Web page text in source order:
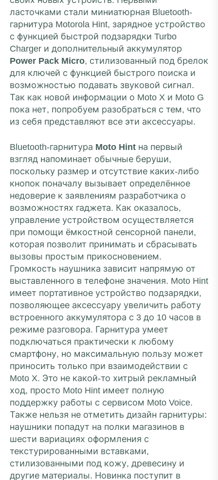
ласточками стали миниатюрная Bluetooth-
гарнитура Motorola Hint, зарядное устройство
с функцией быстрой подзарядки Turbo
Charger и дополнительный аккумулятор
Power Pack Micro, стилизованный под брелок
для ключей с функцией быстрого поиска и
возможностью подавать звуковой сигнал.
Так как новой информации о Moto X и Moto G
пока нет, попробуем разобраться с тем, что
из себя представляют все эти аксессуары.
Bluetooth-гарнитура Moto Hint на первый
взгляд напоминает обычные беруши,
поскольку размер и отсутствие каких-либо
кнопок поначалу вызывает определённое
недоверие к заявлениям разработчика о
возможностях гаджета. Как оказалось,
управление устройством осуществляется
при помощи ёмкостной сенсорной панели,
которая позволит принимать и сбрасывать
вызовы простым прикосновением.
Громкость наушника зависит напрямую от
выставленного в телефоне значения. Moto Hint
имеет портативное устройство подзарядки,
позволяющее аксессуару увеличить работу
встроенного аккумулятора с 3 до 10 часов в
режиме разговора. Гарнитура умеет
подключаться практически к любому
смартфону, но максимальную пользу может
приносить только при взаимодействии с
Moto X. Это не какой-то хитрый рекламный
ход, просто Moto Hint имеет полную
поддержку работы с сервисом Moto Voice.
Также нельзя не отметить дизайн гарнитуры:
наушники попадут на полки магазинов в
шести вариациях оформления с
текстурированными вставками,
стилизованными под кожу, древесину и
другие материалы. Новинка поступит в